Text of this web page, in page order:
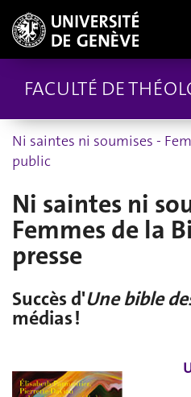
FACULTÉ DE
Ni saintes ni soumises -
public
Ni saintes ni
Femmes de la
presse
Succès d'Une bible
médias !